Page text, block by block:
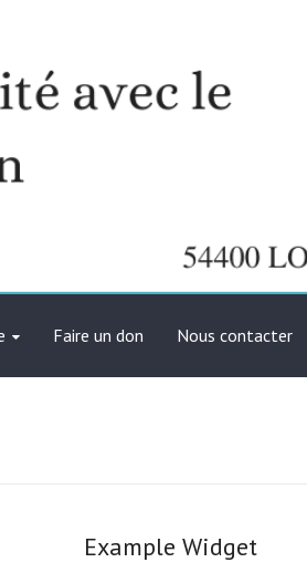
Faire un don Nous contacter
Example Widget